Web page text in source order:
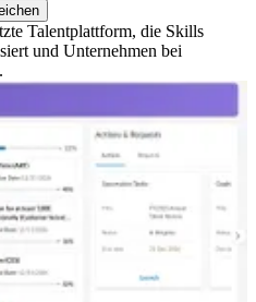
Talentplattform, die Skills
und Unternehmen bei